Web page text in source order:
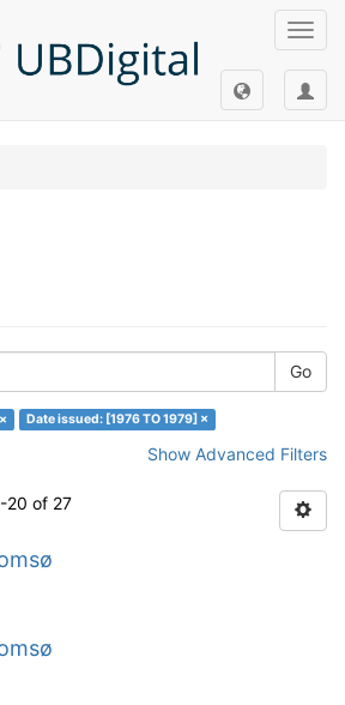
Go
Date issued: [1976 TO 1979] ×
Show Advanced Filters
20 of 27